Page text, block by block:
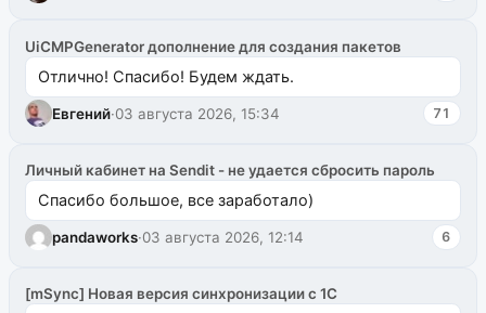
UiCMPGenerator дополнение для создания пакетов
Отлично! Спасибо! Будем ждать.
Евгений·03 августа 2026, 15:34 71
Личный кабинет на Sendit - не удается сбросить пароль
Спасибо большое, все заработало)
pandaworks·03 августа 2026, 12:14 6
[mSync] Новая версия синхронизации с 1С